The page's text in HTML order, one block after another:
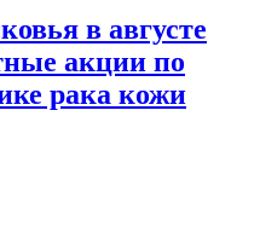
в августе
акции по
рака кожи